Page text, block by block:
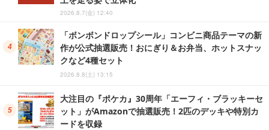
2026.8.7(金) 12:40
「ボンボンドロップシール」コンビニ商品テーマの新
作が公式抽選販売！おにぎり＆お弁当、ホットスナッ
クなど4種セット
2026.8.8(土) 13:15
大注目の『ポケカ』30周年「エーフィ・ブラッキーセ
ット」がAmazonで抽選販売！2匹のデッキや特別カ
ードを収録